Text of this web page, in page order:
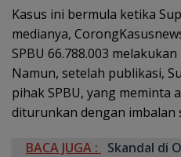
Kasus ini bermula ketika
medianya,
SPBU 66.788.003
Namun, setelah publikasi,
pihak SPBU, yang meminta
diturunkan dengan imbalan
BACA JUGA :
Skandal di